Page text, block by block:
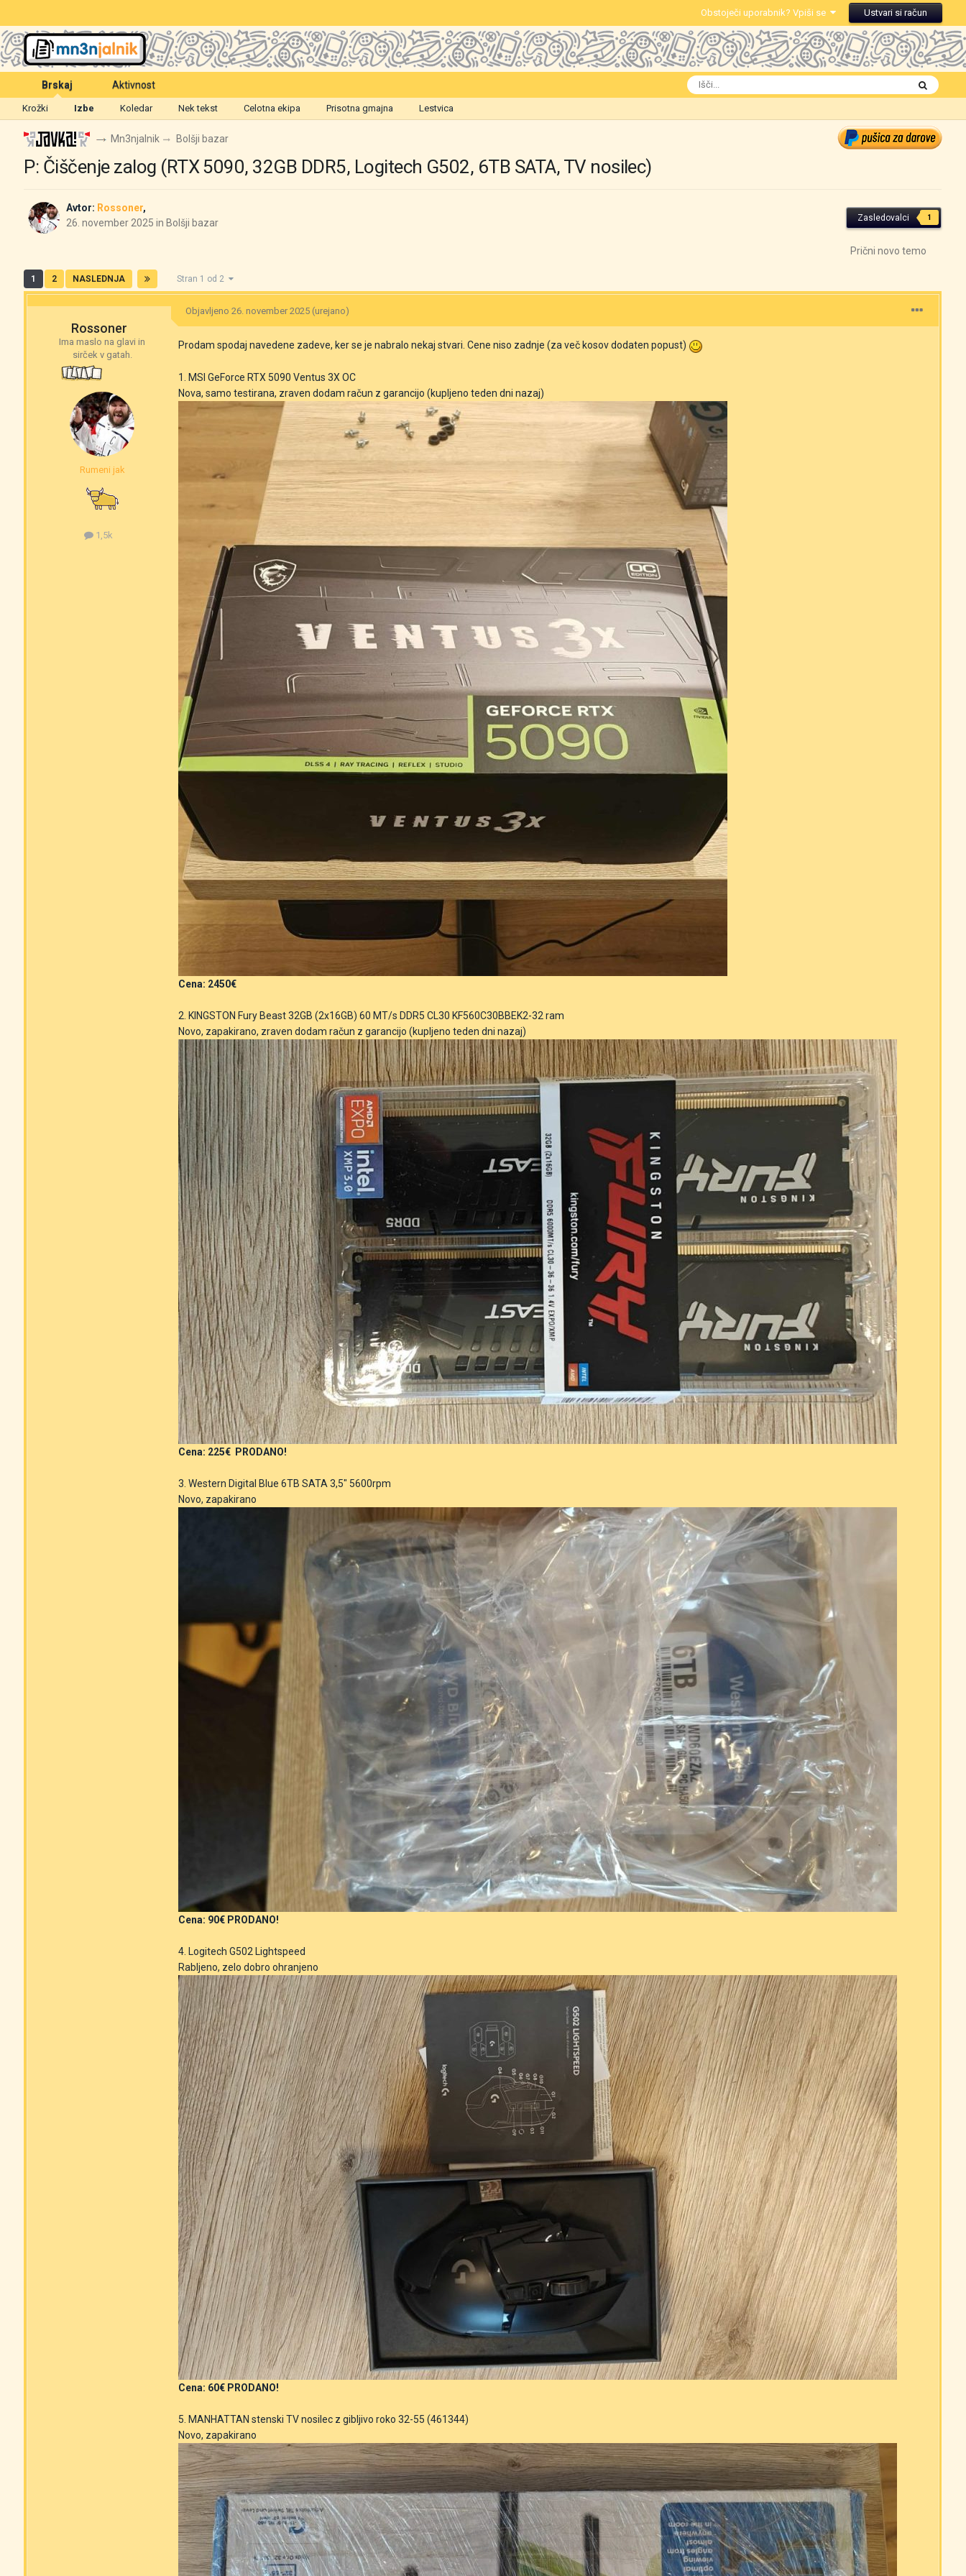
Obstoječi uporabnik? Vpiši se Ustvari si račun
Brskaj
Krožki Izbe Koledar Nek tekst Celotna ekipa Prisotna gmajna Lestvica
Aktivnost
Mn3njalnik Bolšji bazar
P: Čiščenje zalog (RTX 5090, 32GB DDR5, Logitech G502, 6TB SATA, TV nosilec)
Avtor: Rossoner,
26. november 2025 in Bolšji bazar Zasledovalci 1
Prični novo temo
1 2 NASLEDNJA Stran 1 od 2
Rossoner
Ima maslo na glavi in
sirček v gatah.
Rumeni jak
1,5k
Objavljeno26. november 2025 (urejano)
Prodam spodaj navedene zadeve, ker se je nabralo nekaj stvari. Cene niso zadnje (za več kosov dodaten popust)
1. MSI GeForce RTX 5090 Ventus 3X OC
Nova, samo testirana, zraven dodam račun z garancijo (kupljeno teden dni nazaj)
Cena: 2450€
2. KINGSTON Fury Beast 32GB (2x16GB) 60 MT/s DDR5 CL30 KF560C30BBEK2-32 ram
Novo, zapakirano, zraven dodam račun z garancijo (kupljeno teden dni nazaj)
Cena: 225€ PRODANO!
3. Western Digital Blue 6TB SATA 3,5" 5600rpm
Novo, zapakirano
Cena: 90€ PRODANO!
4. Logitech G502 Lightspeed
Rabljeno, zelo dobro ohranjeno
Cena: 60€ PRODANO!
5. MANHATTAN stenski TV nosilec z gibljivo roko 32-55 (461344)
Novo, zapakirano